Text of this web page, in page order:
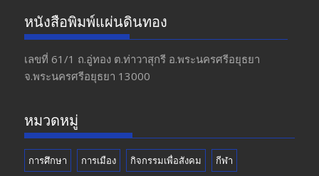
e
b
o
o
a
gr
a
m
itt
er
u
T
u
b
หนังสือพิมพ์แผ่นดินทอง
เลขที่ 61/1 ถ.อู่ทอง​ ต.​ท่าวาสุกรี​ อ.พระนครศรีอยุธยา​
จ.พระนครศรีอยุธยา 13000
หมวดหมู่
การศึกษา การเมือง กิจกรรมเพื่อสังคม กีฬา